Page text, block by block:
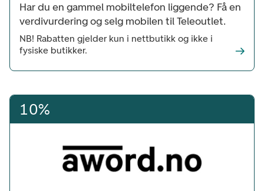
Har du en gammel mobiltelefon liggende? Få en
verdivurdering og selg mobilen til Teleoutlet.
NB! Rabatten gjelder kun i nettbutikk og ikke i
fysiske butikker.
10%